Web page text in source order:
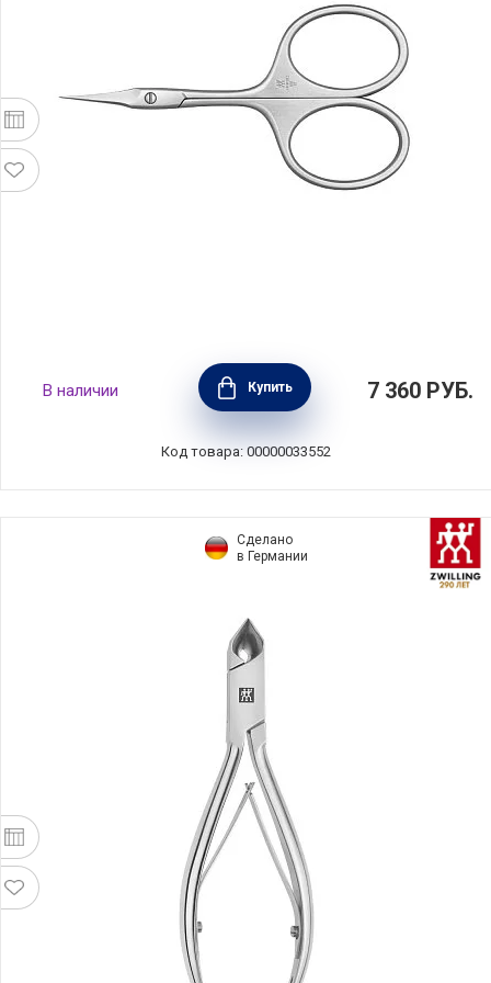
Ножницы для кутикулы с заостренными
лезвиями TWINOX, нержавеющая сталь,
Zwilling J.A. Henckels, 49661-091
В наличии Купить 7 360 РУБ.
Код товара: 00000033552
Сделано
в Германии